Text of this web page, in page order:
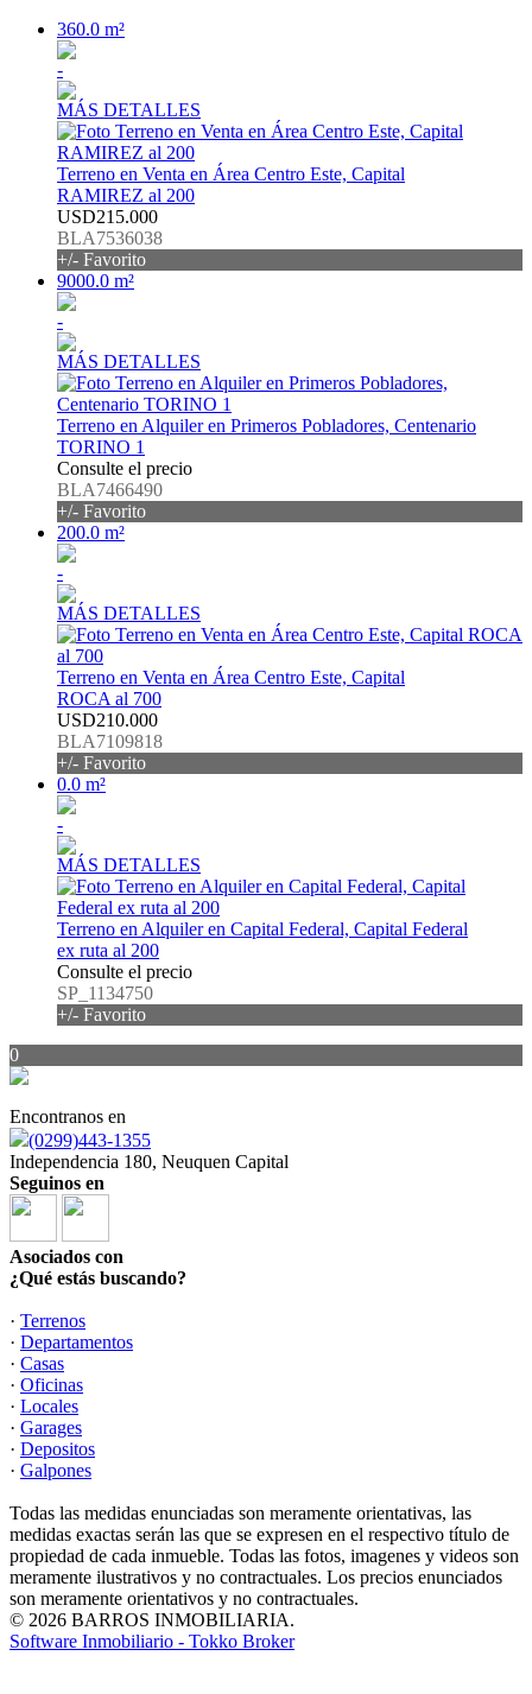
360.0 m²
-
MÁS DETALLES
Terreno en Venta en Área Centro Este, Capital
RAMIREZ al 200
USD215.000
BLA7536038
+/- Favorito
9000.0 m²
-
MÁS DETALLES
Terreno en Alquiler en Primeros Pobladores, Centenario
TORINO 1
Consulte el precio
BLA7466490
+/- Favorito
200.0 m²
-
MÁS DETALLES
Terreno en Venta en Área Centro Este, Capital
ROCA al 700
USD210.000
BLA7109818
+/- Favorito
0.0 m²
-
MÁS DETALLES
Terreno en Alquiler en Capital Federal, Capital Federal
ex ruta al 200
Consulte el precio
SP_1134750
+/- Favorito
0
Encontranos en
(0299)443-1355
Independencia 180, Neuquen Capital
Seguinos en
Asociados con
¿Qué estás buscando?
· Terrenos
· Departamentos
· Casas
· Oficinas
· Locales
· Garages
· Depositos
· Galpones
Todas las medidas enunciadas son meramente orientativas, las
medidas exactas serán las que se expresen en el respectivo título de
propiedad de cada inmueble. Todas las fotos, imagenes y videos son
meramente ilustrativos y no contractuales. Los precios enunciados
son meramente orientativos y no contractuales.
© 2026 BARROS INMOBILIARIA.
Software Inmobiliario - Tokko Broker